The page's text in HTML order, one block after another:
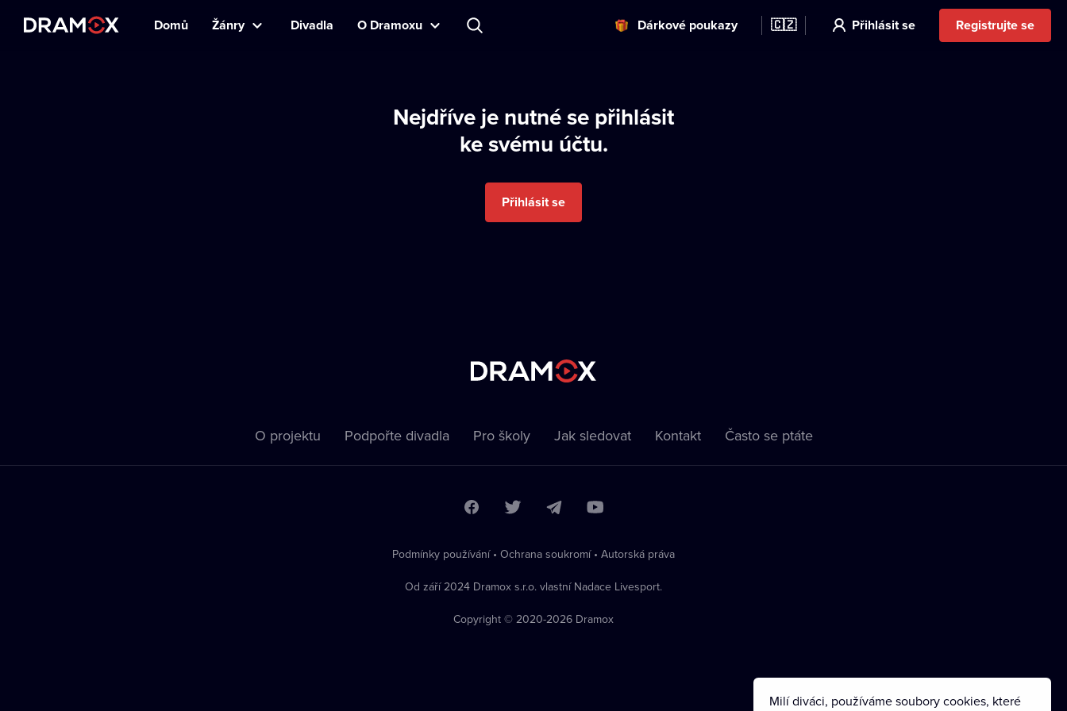
Domů Žánry Divadla O Dramoxu Dárkové poukazy 🇨🇿 Přihlásit se Registrujte se
Nejdříve je nutné se přihlásit
ke svému účtu.
Přihlásit se
O projektu Podpořte divadla Pro školy Jak sledovat Kontakt Často se ptáte
Podmínky používání • Ochrana soukromí • Autorská práva
Od září 2024 Dramox s.r.o. vlastní Nadace Livesport.
Copyright © 2020-2026 Dramox
Milí diváci, používáme soubory cookies, které